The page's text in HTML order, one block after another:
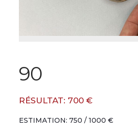
90
RÉSULTAT: 700 €
ESTIMATION: 750 / 1000 €